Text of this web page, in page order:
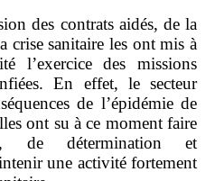
des contrats aidés, de la
crise sanitaire les ont mis à
l’exercice des missions
En effet, le secteur
de l’épidémie de
ont su à ce moment faire
de détermination et
une activité fortement